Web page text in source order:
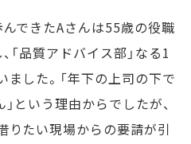
できたAさんは55歳の役職
「品質アドバイス部」なる1
した。「年下の上司の下で
という理由からでしたが、
りたい現場からの要請が引